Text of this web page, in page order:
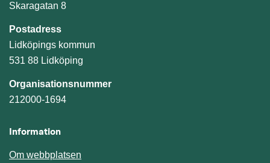
Skaragatan 8
Postadress
Lidköpings kommun
531 88 Lidköping
Organisationsnummer
212000-1694
Information
Om webbplatsen